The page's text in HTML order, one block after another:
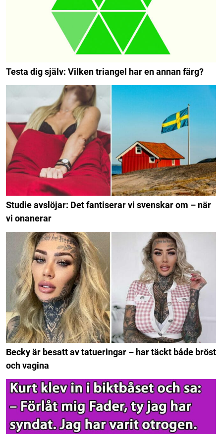
Testa dig själv: Vilken triangel har en annan färg?
Studie avslöjar: Det fantiserar vi svenskar om – när
vi onanerar
Becky är besatt av tatueringar – har täckt både bröst
och vagina